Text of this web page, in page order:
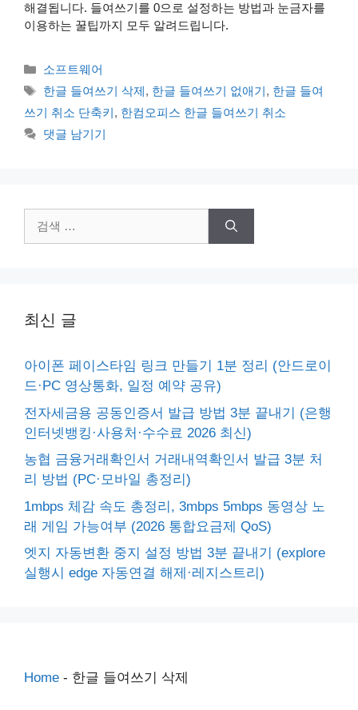
해결됩니다. 들여쓰기를 0으로 설정하는 방법과 눈금자를
이용하는 꿀팁까지 모두 알려드립니다.
카
테
고
리
소프트웨어
태
그
한글 들여쓰기 삭제, 한글 들여쓰기 없애기, 한글 들여
쓰기 취소 단축키, 한컴오피스 한글 들여쓰기 취소
댓글 남기기
최신 글
아이폰 페이스타임 링크 만들기 1분 정리 (안드로이
드·PC 영상통화, 일정 예약 공유)
전자세금용 공동인증서 발급 방법 3분 끝내기 (은행
인터넷뱅킹·사용처·수수료 2026 최신)
농협 금융거래확인서 거래내역확인서 발급 3분 처
리 방법 (PC·모바일 총정리)
1mbps 체감 속도 총정리, 3mbps 5mbps 동영상 노
래 게임 가능여부 (2026 통합요금제 QoS)
엣지 자동변환 중지 설정 방법 3분 끝내기 (explore
실행시 edge 자동연결 해제·레지스트리)
Home - 한글 들여쓰기 삭제